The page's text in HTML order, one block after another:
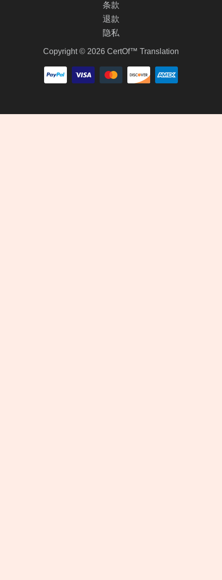
条款
退款
隐私
Copyright © 2026 CertOf™ Translation